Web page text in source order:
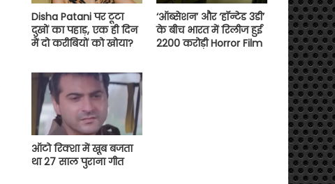
Disha Patani पर टूटा
दुखों का पहाड़, एक ही दिन
में दो करीबियों को खोया?
‘ऑब्सेशन’ और ‘हॉन्टेड 3डी’
के बीच भारत में रिलीज हुई
2200 करोड़ी Horror Film
ऑटो रिक्शा में खूब बजता
था 27 साल पुराना गीत